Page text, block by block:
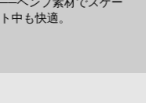
ト中も快適。